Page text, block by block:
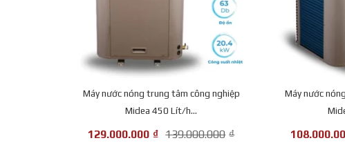
Máy nước nóng trung tâm công nghiệp
Midea 450 Lít/h...
129.000.000 ₫ 139.000.000 ₫
Máy nước